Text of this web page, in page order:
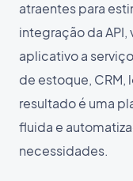
atraentes para
integração da
aplicativo a
de estoque,
resultado é uma
fluida e
necessidades.